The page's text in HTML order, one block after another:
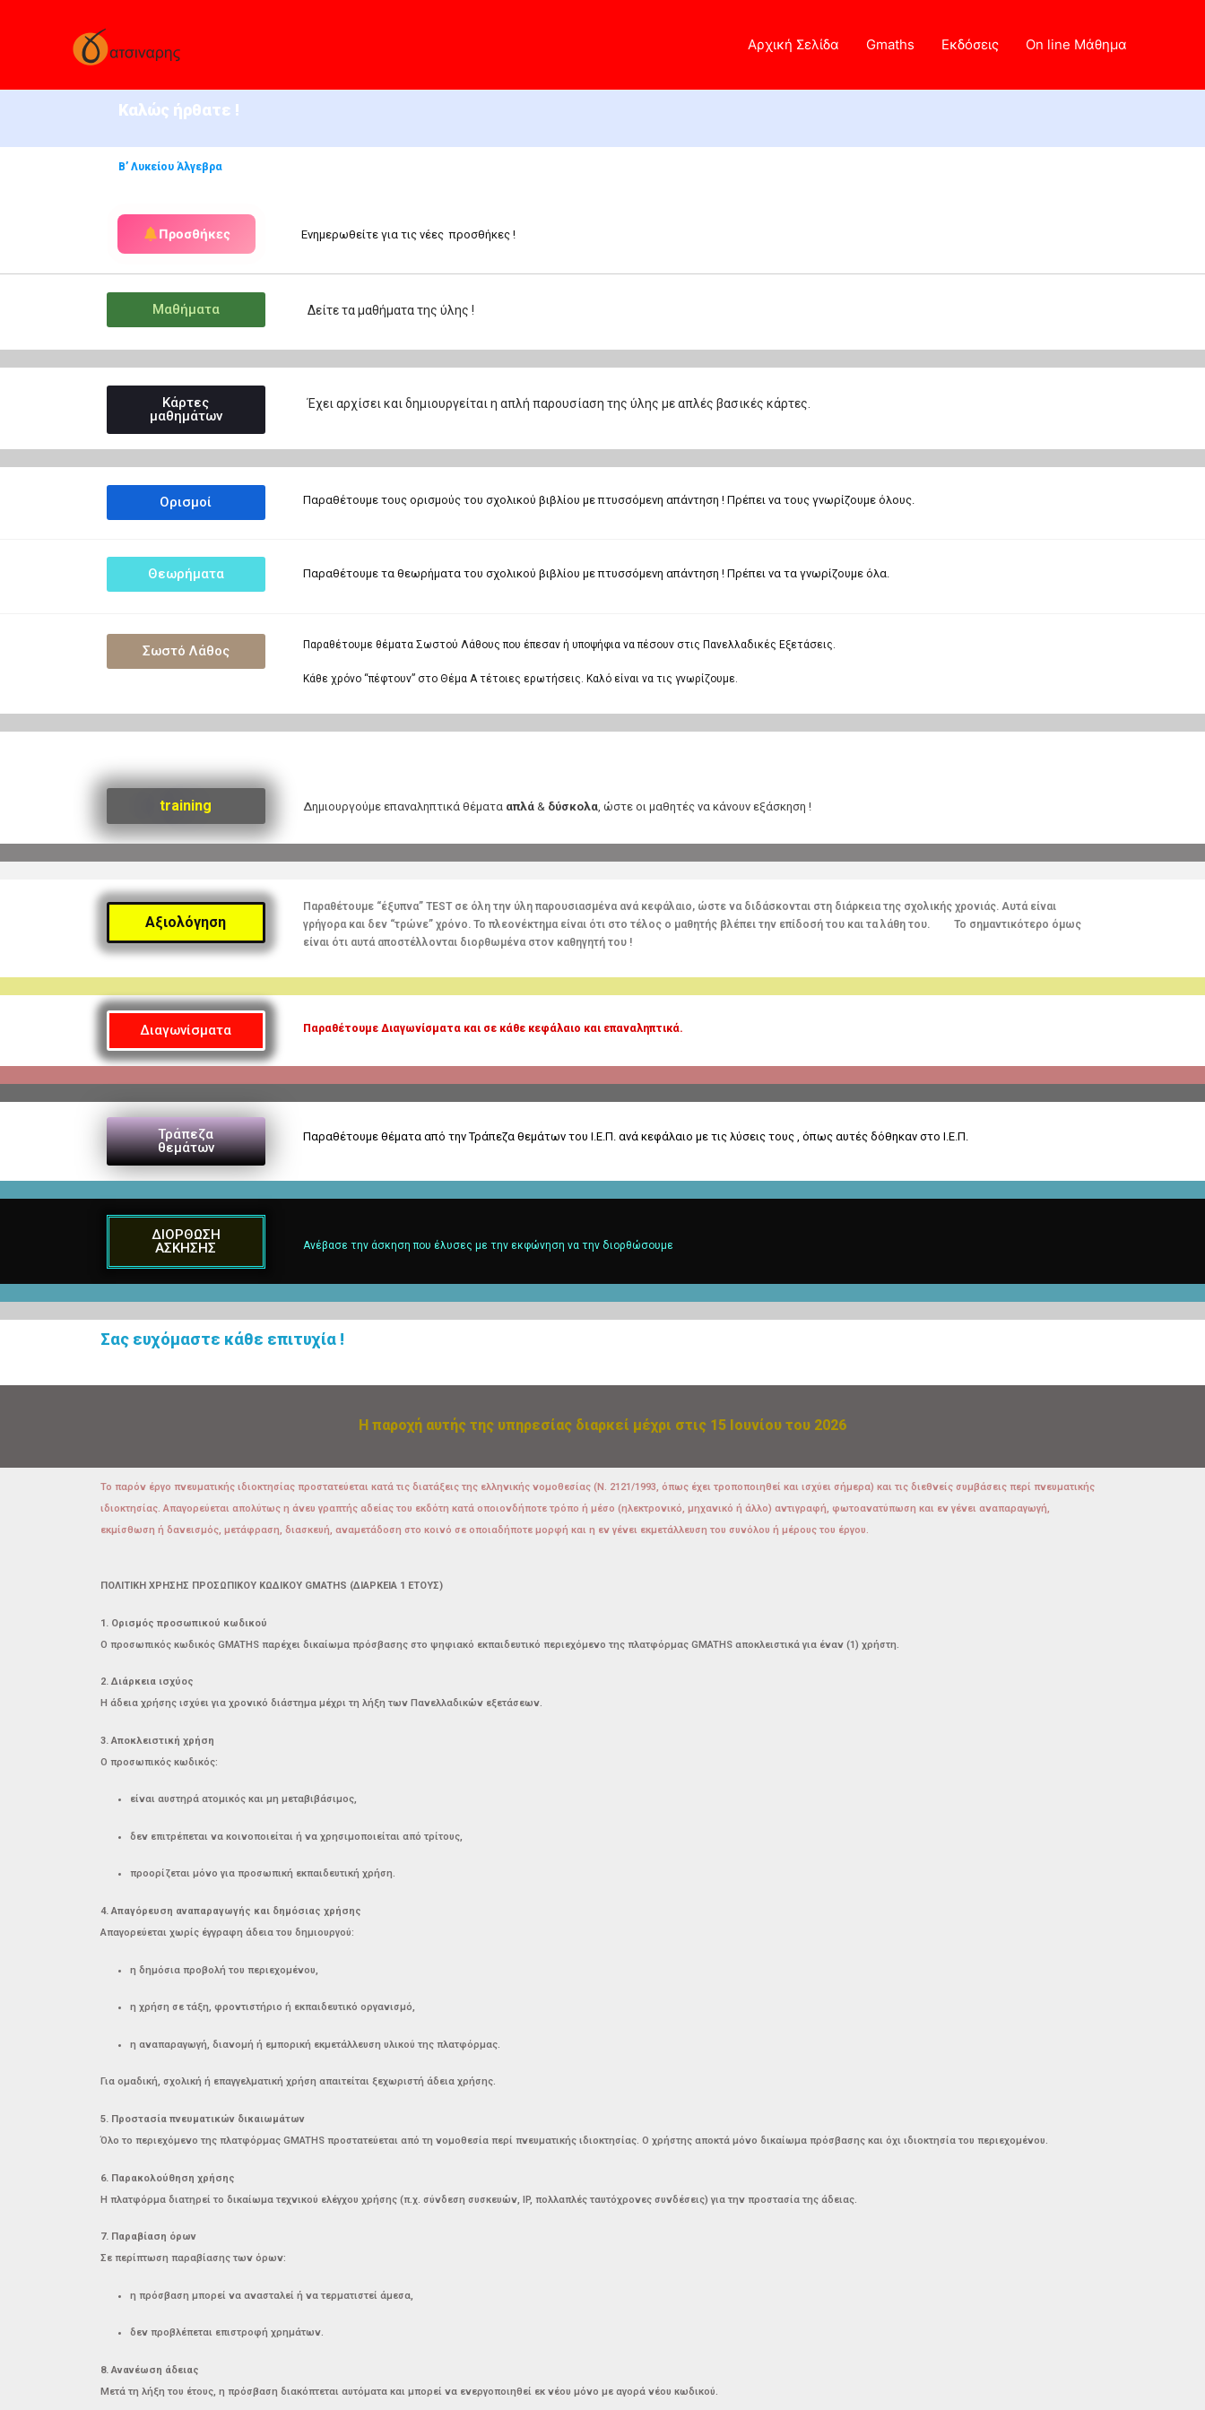
Αρχική Σελίδα Gmaths Εκδόσεις On line Μάθημα
Καλώς ήρθατε !
Β’ Λυκείου Άλγεβρα
Προσθήκες Ενημερωθείτε για τις νέες προσθήκες !
Μαθήματα Δείτε τα μαθήματα της ύλης !
Κάρτες
μαθημάτων
Έχει αρχίσει και δημιουργείται η απλή παρουσίαση της ύλης με απλές βασικές κάρτες.
Ορισμοί Παραθέτουμε τους ορισμούς του σχολικού βιβλίου με πτυσσόμενη απάντηση ! Πρέπει να τους γνωρίζουμε όλους.
Θεωρήματα Παραθέτουμε τα θεωρήματα του σχολικού βιβλίου με πτυσσόμενη απάντηση ! Πρέπει να τα γνωρίζουμε όλα.
Σωστό Λάθος Παραθέτουμε θέματα Σωστού Λάθους που έπεσαν ή υποψήφια να πέσουν στις Πανελλαδικές Εξετάσεις.
Κάθε χρόνο “πέφτουν” στο Θέμα Α τέτοιες ερωτήσεις. Καλό είναι να τις γνωρίζουμε.
training Δημιουργούμε επαναληπτικά θέματα απλά& δύσκολα, ώστε οι μαθητές να κάνουν εξάσκηση !
Αξιολόγηση
Παραθέτουμε “έξυπνα” TEST σε όλη την ύλη παρουσιασμένα ανά κεφάλαιο, ώστε να διδάσκονται στη διάρκεια της σχολικής χρονιάς. Αυτά είναι
γρήγορα και δεν “τρώνε” χρόνο. Το πλεονέκτημα είναι ότι στο τέλος ο μαθητής βλέπει την επίδοσή του και τα λάθη του. Το σημαντικότερο όμως
είναι ότι αυτά αποστέλλονται διορθωμένα στον καθηγητή του !
Διαγωνίσματα Παραθέτουμε Διαγωνίσματα και σε κάθε κεφάλαιο και επαναληπτικά.
Τράπεζα
θεμάτων
Παραθέτουμε θέματα από την Τράπεζα θεμάτων του Ι.Ε.Π. ανά κεφάλαιο με τις λύσεις τους , όπως αυτές δόθηκαν στο Ι.Ε.Π.
ΔΙΟΡΘΩΣΗ
ΑΣΚΗΣΗΣ
Ανέβασε την άσκηση που έλυσες με την εκφώνηση να την διορθώσουμε
Σας ευχόμαστε κάθε επιτυχία !
Η παροχή αυτής της υπηρεσίας διαρκεί μέχρι στις 15 Ιουνίου του 2026
Το παρόν έργο πνευματικής ιδιοκτησίας προστατεύεται κατά τις διατάξεις της ελληνικής νομοθεσίας (Ν. 2121/1993, όπως έχει τροποποιηθεί και ισχύει σήμερα) και τις διεθνείς συμβάσεις περί πνευματικής
ιδιοκτησίας. Απαγορεύεται απολύτως η άνευ γραπτής αδείας του εκδότη κατά οποιονδήποτε τρόπο ή μέσο (ηλεκτρονικό, μηχανικό ή άλλο) αντιγραφή, φωτοανατύπωση και εν γένει αναπαραγωγή,
εκμίσθωση ή δανεισμός, μετάφραση, διασκευή, αναμετάδοση στο κοινό σε οποιαδήποτε μορφή και η εν γένει εκμετάλλευση του συνόλου ή μέρους του έργου.
ΠΟΛΙΤΙΚΗ ΧΡΗΣΗΣ ΠΡΟΣΩΠΙΚΟΥ ΚΩΔΙΚΟΥ GMATHS (ΔΙΑΡΚΕΙΑ 1 ΕΤΟΥΣ)
1. Ορισμός προσωπικού κωδικού
Ο προσωπικός κωδικός GMATHS παρέχει δικαίωμα πρόσβασης στο ψηφιακό εκπαιδευτικό περιεχόμενο της πλατφόρμας GMATHS αποκλειστικά για έναν (1) χρήστη.
2. Διάρκεια ισχύος
Η άδεια χρήσης ισχύει για χρονικό διάστημα μέχρι τη λήξη των Πανελλαδικών εξετάσεων.
3. Αποκλειστική χρήση
Ο προσωπικός κωδικός:
είναι αυστηρά ατομικός και μη μεταβιβάσιμος,
δεν επιτρέπεται να κοινοποιείται ή να χρησιμοποιείται από τρίτους,
προορίζεται μόνο για προσωπική εκπαιδευτική χρήση.
4. Απαγόρευση αναπαραγωγής και δημόσιας χρήσης
Απαγορεύεται χωρίς έγγραφη άδεια του δημιουργού:
η δημόσια προβολή του περιεχομένου,
η χρήση σε τάξη, φροντιστήριο ή εκπαιδευτικό οργανισμό,
η αναπαραγωγή, διανομή ή εμπορική εκμετάλλευση υλικού της πλατφόρμας.
Για ομαδική, σχολική ή επαγγελματική χρήση απαιτείται ξεχωριστή άδεια χρήσης.
5. Προστασία πνευματικών δικαιωμάτων
Όλο το περιεχόμενο της πλατφόρμας GMATHS προστατεύεται από τη νομοθεσία περί πνευματικής ιδιοκτησίας. Ο χρήστης αποκτά μόνο δικαίωμα πρόσβασης και όχι ιδιοκτησία του περιεχομένου.
6. Παρακολούθηση χρήσης
Η πλατφόρμα διατηρεί το δικαίωμα τεχνικού ελέγχου χρήσης (π.χ. σύνδεση συσκευών, IP, πολλαπλές ταυτόχρονες συνδέσεις) για την προστασία της άδειας.
7. Παραβίαση όρων
Σε περίπτωση παραβίασης των όρων:
η πρόσβαση μπορεί να ανασταλεί ή να τερματιστεί άμεσα,
δεν προβλέπεται επιστροφή χρημάτων.
8. Ανανέωση άδειας
Μετά τη λήξη του έτους, η πρόσβαση διακόπτεται αυτόματα και μπορεί να ενεργοποιηθεί εκ νέου μόνο με αγορά νέου κωδικού.